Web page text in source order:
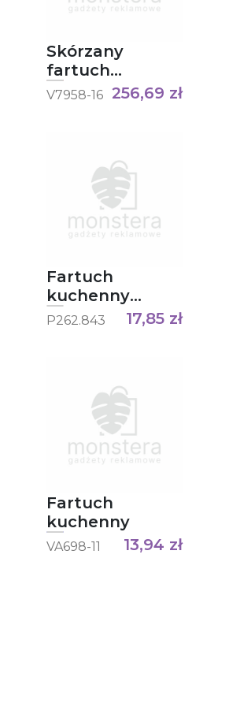
Skórzany
fartuch
kuchenny
V7958-16 256,69 zł
Fartuch
kuchenny
AWARE
P262.843 17,85 zł
Fartuch
kuchenny
VA698-11 13,94 zł